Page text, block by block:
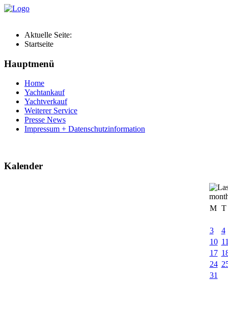
Aktuelle Seite:
Startseite
Hauptmenü
Home
Yachtankauf
Yachtverkauf
Weiterer Service
Presse News
Impressum + Datenschutzinformation
Kalender
M T
3
4
10
17
24
31